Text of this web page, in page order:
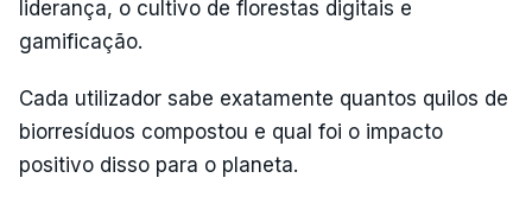
liderança, o cultivo de florestas digitais e
gamificação.
Cada utilizador sabe exatamente quantos quilos de
biorresíduos compostou e qual foi o impacto
positivo disso para o planeta.